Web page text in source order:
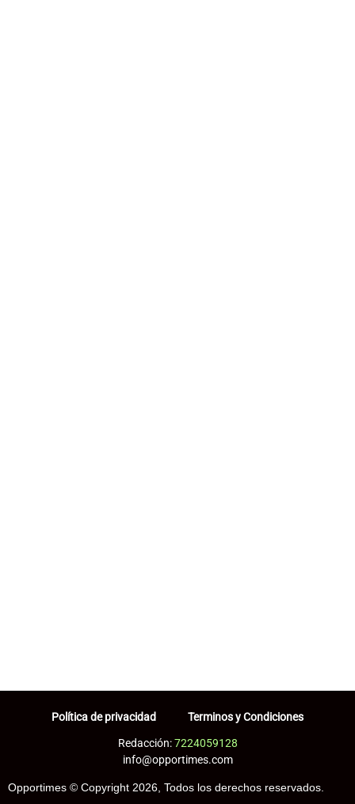
Política de privacidad Terminos y Condiciones
Redacción:7224059128
info@opportimes.com
Opportimes © Copyright 2026, Todos los derechos reservados.